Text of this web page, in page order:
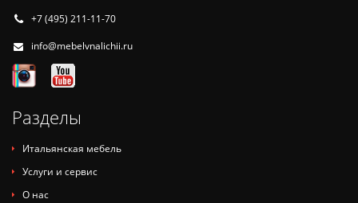
+7 (495) 211-11-70
info@mebelvnalichii.ru
Разделы
Итальянская мебель
Услуги и сервис
О нас